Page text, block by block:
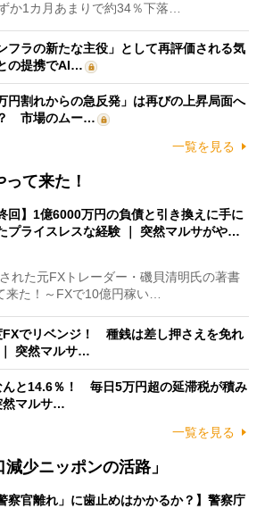
か1カ月あまりで約34％下落…
フラの新たな主役」として再評価される気
の提携でAI…
円割れからの急反発」は再びの上昇局面へ
市場のムー…
一覧を見る
て来た！
回】1億6000万円の負債と引き換えに手に
プライスレスな経験 ｜ 突然マルサがや…
れた元FXトレーダー・磯貝清明氏の著書
来た！～FXで10億円稼い…
FXでリベンジ！ 種銭は差し押さえを免れ
突然マルサ…
んと14.6％！ 毎日5万円超の延滞税が積み
然マルサ…
一覧を見る
少ニッポンの活路」
察官離れ」に歯止めはかかるか？】警察庁